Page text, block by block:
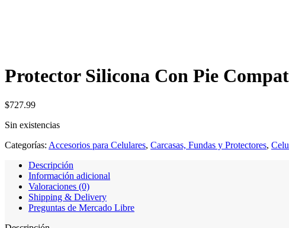
Protector Silicona Con Pie
$727.99
Sin existencias
Categorías: Accesorios para Celulares, Carcasas, Fundas y Protectores,
Descripción
Información adicional
Valoraciones (0)
Shipping & Delivery
Preguntas de Mercado Libre